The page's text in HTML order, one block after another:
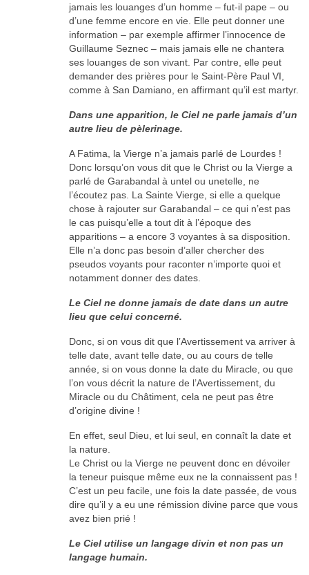
jamais les louanges d’un homme – fut-il pape – ou
d’une femme encore en vie. Elle peut donner une
information – par exemple affirmer l’innocence de
Guillaume Seznec – mais jamais elle ne chantera
ses louanges de son vivant. Par contre, elle peut
demander des prières pour le Saint-Père Paul VI,
comme à San Damiano, en affirmant qu’il est martyr.
Dans une apparition, le Ciel ne parle jamais d’un
autre lieu de pèlerinage.
A Fatima, la Vierge n’a jamais parlé de Lourdes !
Donc lorsqu’on vous dit que le Christ ou la Vierge a
parlé de Garabandal à untel ou unetelle, ne
l’écoutez pas. La Sainte Vierge, si elle a quelque
chose à rajouter sur Garabandal – ce qui n’est pas
le cas puisqu’elle a tout dit à l’époque des
apparitions – a encore 3 voyantes à sa disposition.
Elle n’a donc pas besoin d’aller chercher des
pseudos voyants pour raconter n’importe quoi et
notamment donner des dates.
Le Ciel ne donne jamais de date dans un autre
lieu que celui concerné.
Donc, si on vous dit que l’Avertissement va arriver à
telle date, avant telle date, ou au cours de telle
année, si on vous donne la date du Miracle, ou que
l’on vous décrit la nature de l’Avertissement, du
Miracle ou du Châtiment, cela ne peut pas être
d’origine divine !
En effet, seul Dieu, et lui seul, en connaît la date et
la nature.
Le Christ ou la Vierge ne peuvent donc en dévoiler
la teneur puisque même eux ne la connaissent pas !
C’est un peu facile, une fois la date passée, de vous
dire qu’il y a eu une rémission divine parce que vous
avez bien prié !
Le Ciel utilise un langage divin et non pas un
langage humain.